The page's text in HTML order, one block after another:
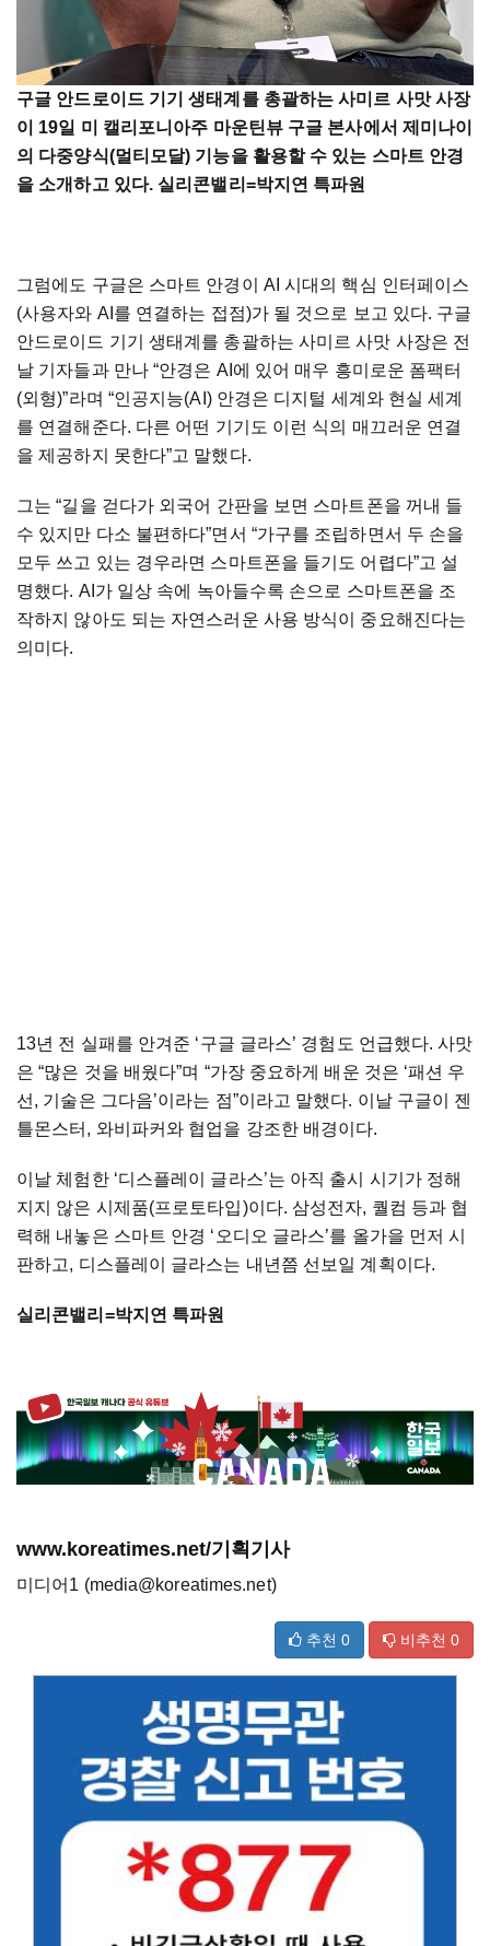
구글 안드로이드 기기 생태계를 총괄하는 사미르 사맛 사장
이 19일 미 캘리포니아주 마운틴뷰 구글 본사에서 제미나이
의 다중양식(멀티모달) 기능을 활용할 수 있는 스마트 안경
을 소개하고 있다. 실리콘밸리=박지연 특파원
그럼에도 구글은 스마트 안경이 AI 시대의 핵심 인터페이스
(사용자와 AI를 연결하는 접점)가 될 것으로 보고 있다. 구글
안드로이드 기기 생태계를 총괄하는 사미르 사맛 사장은 전
날 기자들과 만나 “안경은 AI에 있어 매우 흥미로운 폼팩터
(외형)”라며 “인공지능(AI) 안경은 디지털 세계와 현실 세계
를 연결해준다. 다른 어떤 기기도 이런 식의 매끄러운 연결
을 제공하지 못한다”고 말했다.
그는 “길을 걷다가 외국어 간판을 보면 스마트폰을 꺼내 들
수 있지만 다소 불편하다”면서 “가구를 조립하면서 두 손을
모두 쓰고 있는 경우라면 스마트폰을 들기도 어렵다”고 설
명했다. AI가 일상 속에 녹아들수록 손으로 스마트폰을 조
작하지 않아도 되는 자연스러운 사용 방식이 중요해진다는
의미다.
13년 전 실패를 안겨준 ‘구글 글라스’ 경험도 언급했다. 사맛
은 “많은 것을 배웠다”며 “가장 중요하게 배운 것은 ‘패션 우
선, 기술은 그다음’이라는 점”이라고 말했다. 이날 구글이 젠
틀몬스터, 와비파커와 협업을 강조한 배경이다.
이날 체험한 ‘디스플레이 글라스’는 아직 출시 시기가 정해
지지 않은 시제품(프로토타입)이다. 삼성전자, 퀄컴 등과 협
력해 내놓은 스마트 안경 ‘오디오 글라스’를 올가을 먼저 시
판하고, 디스플레이 글라스는 내년쯤 선보일 계획이다.
실리콘밸리=박지연 특파원
www.koreatimes.net/기획기사
미디어1 (media@koreatimes.net)
추천 0 비추천 0